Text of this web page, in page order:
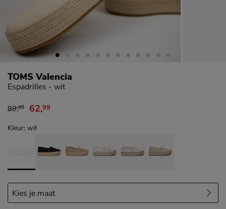
TOMS Valencia
Espadrilles - wit
van € 89,99 voor € 62,99
89,99 62,99
Kleur: wit